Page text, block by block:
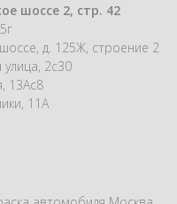
шоссе 2, стр. 42
д. 125Ж, строение 2
2с30
13Ас8
11А